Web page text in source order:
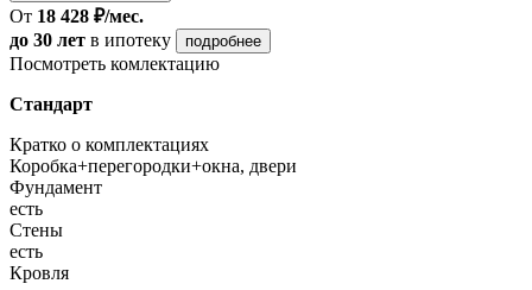
От 18 428 ₽/мес.
до 30 лет в ипотеку подробнее
Посмотреть комлектацию
Стандарт
Кратко о комплектациях
Коробка+перегородки+окна, двери
Фундамент
есть
Стены
есть
Кровля